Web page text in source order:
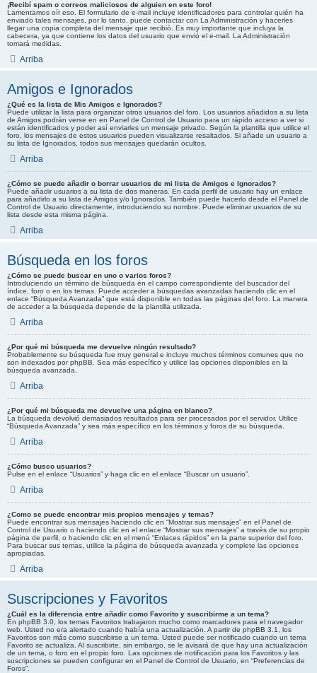
¡Recibí spam o correos maliciosos de alguien en este foro!
Lamentamos oír eso. El formulario de e-mail incluye identificadores para controlar quién ha
enviado tales mensajes, por lo tanto, puede contactar con La Administración y hacerles
llegar una copia completa del mensaje que recibió. Es muy importante que incluya la
cabecera, ya que contiene los datos del usuario que envió el e-mail. La Administración
tomará medidas.
Arriba
Amigos e Ignorados
¿Qué es la lista de Mis Amigos e Ignorados?
Puede utilizar la lista para organizar otros usuarios del foro. Los usuarios añadidos a su lista
de Amigos podrán verse en en Panel de Control de Usuario para un rápido acceso a ver si
están identificados y poder así enviarles un mensaje privado. Según la plantilla que utilice el
foro, los mensajes de estos usuarios pueden visualizarse resaltados. Si añade un usuario a
su lista de Ignorados, todos sus mensajes quedarán ocultos.
Arriba
¿Cómo se puede añadir o borrar usuarios de mi lista de Amigos e Ignorados?
Puede añadir usuarios a su lista de dos maneras. En cada perfil de usuario hay un enlace
para añadirlo a su lista de Amigos y/o Ignorados. También puede hacerlo desde el Panel de
Control de Usuario directamente, introduciendo su nombre. Puede eliminar usuarios de su
lista desde esta misma página.
Arriba
Búsqueda en los foros
¿Cómo se puede buscar en uno o varios foros?
Introduciendo un término de búsqueda en el campo correspondiente del buscador del
índice, foro o en los temas. Puede acceder a búsquedas avanzadas haciendo clic en el
enlace “Búsqueda Avanzada” que está disponible en todas las páginas del foro. La manera
de acceder a la búsqueda depende de la plantilla utilizada.
Arriba
¿Por qué mi búsqueda me devuelve ningún resultado?
Probablemente su búsqueda fue muy general e incluye muchos términos comunes que no
son indexados por phpBB. Sea más específico y utilice las opciones disponibles en la
búsqueda avanzada.
Arriba
¿Por qué mi búsqueda me devuelve una página en blanco?
La búsqueda devolvió demasiados resultados para ser procesados por el servidor. Utilice
“Búsqueda Avanzada” y sea más específico en los términos y foros de su búsqueda.
Arriba
¿Cómo busco usuarios?
Pulse en el enlace “Usuarios” y haga clic en el enlace “Buscar un usuario”.
Arriba
¿Como se puede encontrar mis propios mensajes y temas?
Puede encontrar sus mensajes haciendo clic en “Mostrar sus mensajes” en el Panel de
Control de Usuario o haciendo clic en el enlace “Mostrar sus mensajes” a través de su propio
página de perfil, o haciendo clic en el menú “Enlaces rápidos” en la parte superior del foro.
Para buscar sus temas, utilice la página de búsqueda avanzada y complete las opciones
apropiadas.
Arriba
Suscripciones y Favoritos
¿Cuál es la diferencia entre añadir como Favorito y suscribirme a un tema?
En phpBB 3.0, los temas Favoritos trabajaron mucho como marcadores para el navegador
web. Usted no era alertado cuando había una actualización. A partir de phpBB 3.1, los
Favoritos son más como suscribirse a un tema. Usted puede ser notificado cuando un tema
Favorito se actualiza. Al suscribirte, sin embargo, se le avisará de que hay una actualización
de un tema, o foro en el propio foro. Las opciones de notificación para los Favoritos y las
suscripciones se pueden configurar en el Panel de Control de Usuario, en “Preferencias de
Foros”.